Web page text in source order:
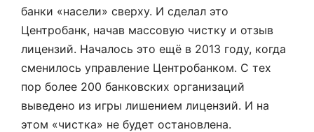
банки «насели» сверху. И сделал это
Центробанк, начав массовую чистку и отзыв
лицензий. Началось это ещё в 2013 году, когда
сменилось управление Центробанком. С тех
пор более 200 банковских организаций
выведено из игры лишением лицензий. И на
этом «чистка» не будет остановлена.